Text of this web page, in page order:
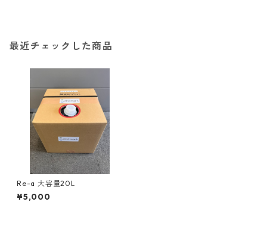
最近チェックした商品
Re-a 大容量20L
¥5,000